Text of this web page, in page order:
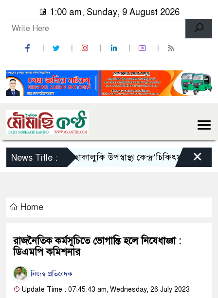
1:00 am, Sunday, 9 August 2026
News Title :
অরক্ষিত ‘হাকালুকি উপস্বাস্থ্য কেন্দ্র’চিকিৎসা বঞ্চিত হাওর
×
Home
রাজনৈতিক কর্মসূচিতে ভোগান্তি হলে নিষেধাজ্ঞা :
ডিএমপি কমিশনার
নিজস্ব প্রতিবেদক
Update Time : 07:45:43 am, Wednesday, 26 July 2023